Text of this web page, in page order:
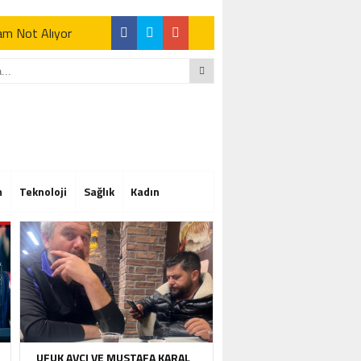
Not Alıyor
Not Alıyor
Teknoloji Sağlık Kadın
UFUK AVCI VE MUSTAFA KARAL